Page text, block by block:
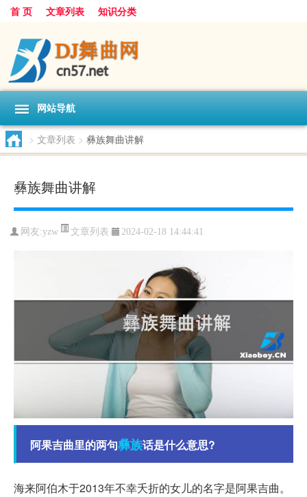
首 页 文章列表 知识分类
网站导航
> 文章列表 > 彝族舞曲讲解
彝族舞曲讲解
网友:yzw 文章列表 2024-02-18 14:44:41
阿果吉曲里的两句彝族话是什么意思?
海来阿伯木于2013年不幸夭折的女儿的名字是阿果吉曲。